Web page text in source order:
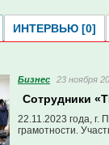
ИНТЕРВЬЮ [0]
Бизнес 23 ноября
Сотрудники
22.11.2023 года, г.
грамотности.